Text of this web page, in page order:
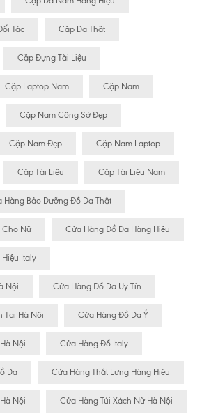
Tác Cặp Da Thật
Cặp Đựng Tài Liệu
Cặp Laptop Nam Cặp Nam
Cặp Nam Công Sở Đẹp
Cặp Nam Đẹp Cặp Nam Laptop
Cặp Tài Liệu Cặp Tài Liệu Nam
Hàng Bảo Dưỡng Đồ Da Thật
Cho Nữ Cửa Hàng Đồ Da Hàng Hiệu
Italy
Nội Cửa Hàng Đồ Da Uy Tín
Tại Hà Nội Cửa Hàng Đồ Da Ý
Nội Cửa Hàng Đồ Italy
Da Cửa Hàng Thắt Lưng Hàng Hiệu
Nội Cửa Hàng Túi Xách Nữ Hà Nội